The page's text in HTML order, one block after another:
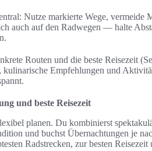
Nutze markierte Wege, vermeide
auch auf den Radwegen — halte
Routen und die beste Reisezeit
Empfehlungen und
und beste Reisezeit
planen. Du kombinierst
und buchst Übernachtungen je
Radstrecken, zur besten